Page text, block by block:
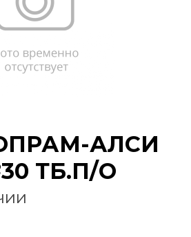
АЛСИ
ТБ.П/О